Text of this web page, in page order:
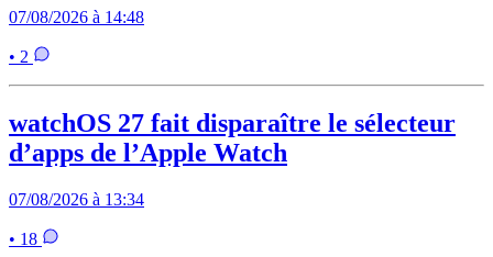
07/08/2026 à 14:48
• 2
watchOS 27 fait disparaître le sélecteur
d’apps de l’Apple Watch
07/08/2026 à 13:34
• 18